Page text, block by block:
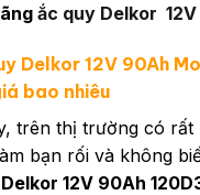
ắc quy Delkor 12V
Delkor 12V 90Ah
bao nhiêu
trên thị trường có rất
bạn rối và không
12V 90Ah